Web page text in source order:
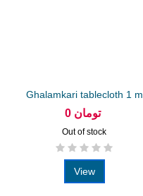
Ghalamkari tablecloth 1 m
Sheikh...
0 تومان
Out of stock
View